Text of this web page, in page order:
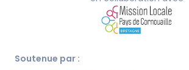
Soutenue par :